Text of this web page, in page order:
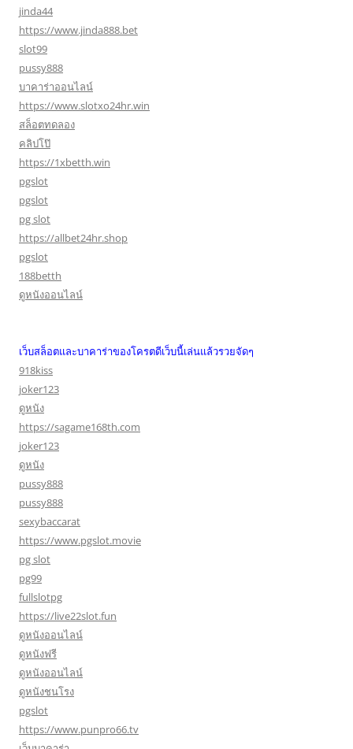
jinda44
https://www.jinda888.bet
slot99
pussy888
บาคาร่าออนไลน์
https://www.slotxo24hr.win
สล็อตทดลอง
คลิปโป๊
https://1xbetth.win
pgslot
pgslot
pg slot
https://allbet24hr.shop
pgslot
188betth
ดูหนังออนไลน์
เว็บสล็อตและบาคาร่าของโครตดีเว็บนี้เล่นแล้วรวยจัดๆ
918kiss
joker123
ดูหนัง
https://sagame168th.com
joker123
ดูหนัง
pussy888
pussy888
sexybaccarat
https://www.pgslot.movie
pg slot
pg99
fullslotpg
https://live22slot.fun
ดูหนังออนไลน์
ดูหนังฟรี
ดูหนังออนไลน์
ดูหนังชนโรง
pgslot
https://www.punpro66.tv